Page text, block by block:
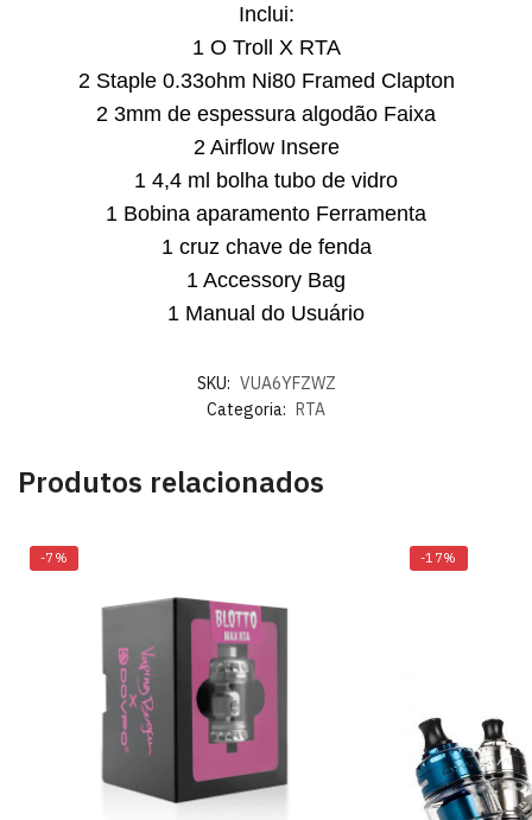
Inclui:
1 O Troll X RTA
2 Staple 0.33ohm Ni80 Framed Clapton
2 3mm de espessura algodão Faixa
2 Airflow Insere
1 4,4 ml bolha tubo de vidro
1 Bobina aparamento Ferramenta
1 cruz chave de fenda
1 Accessory Bag
1 Manual do Usuário
SKU: VUA6YFZWZ
Categoria:
RTA
Produtos relacionados
-7% -17%